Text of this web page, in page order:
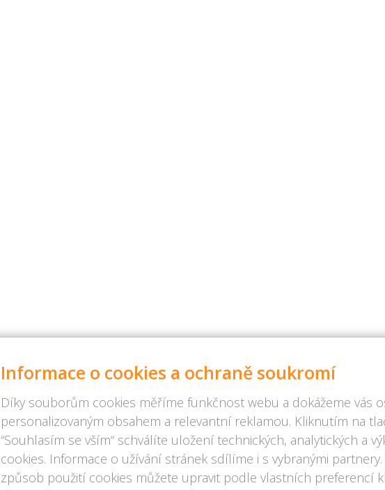
Informace o cookies a ochraně soukromí
Díky souborům cookies měříme funkčnost webu a dokážeme vás
personalizovaným obsahem a relevantní reklamou. Kliknutím na
“Souhlasím se vším“ schválíte uložení technických, analytických a
cookies. Informace o užívání stránek sdílíme i s vybranými
způsob použití cookies můžete upravit podle vlastních preferencí